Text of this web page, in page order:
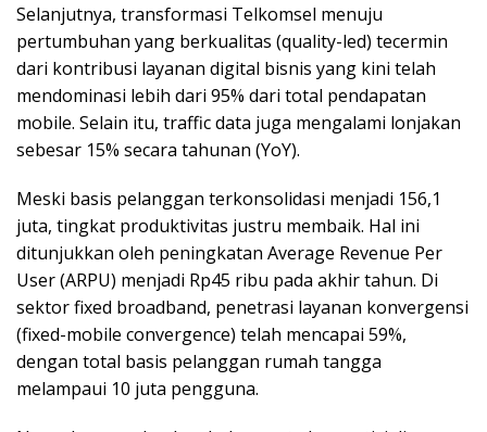
​Selanjutnya, ​transformasi Telkomsel menuju
pertumbuhan yang berkualitas (quality-led) tecermin
dari kontribusi layanan digital bisnis yang kini telah
mendominasi lebih dari 95% dari total pendapatan
mobile. Selain itu, traffic data juga mengalami lonjakan
sebesar 15% secara tahunan (YoY).
​Meski basis pelanggan terkonsolidasi menjadi 156,1
juta, tingkat produktivitas justru membaik. Hal ini
ditunjukkan oleh peningkatan Average Revenue Per
User (ARPU) menjadi Rp45 ribu pada akhir tahun. Di
sektor fixed broadband, penetrasi layanan konvergensi
(fixed-mobile convergence) telah mencapai 59%,
dengan total basis pelanggan rumah tangga
melampaui 10 juta pengguna.